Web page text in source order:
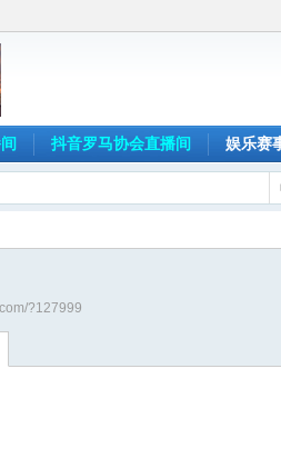
抖音罗马协会直播间 娱乐赛
?127999